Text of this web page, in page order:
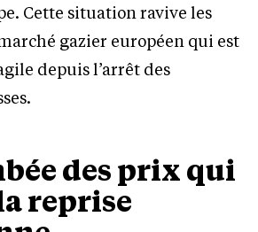
Cette situation ravive les
gazier européen qui est
depuis l’arrêt des
des prix qui
reprise